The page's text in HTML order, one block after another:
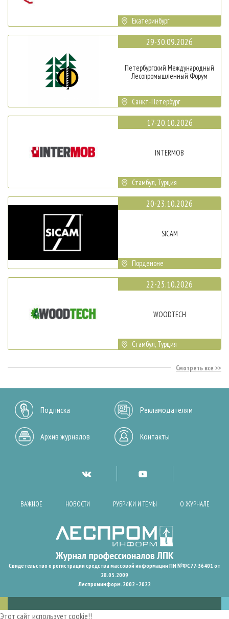
Екатеринбург
29-30.09.2026
Петербургский Международный
Лесопромышленный Форум
Санкт-Петербург
17-20.10.2026
INTERMOB
Стамбул, Турция
20-23.10.2026
SICAM
Порденоне
22-25.10.2026
WOODTECH
Стамбул, Турция
Смотреть все
Подписка Рекламодателям
Архив журналов Контакты
ВАЖНОЕ НОВОСТИ РУБРИКИ И ТЕМЫ О ЖУРНАЛЕ
Свидетельство о регистрации средства массовой информации ПИ №ФС77-36401 от
28.05.2009
Леспроминформ. 2002 - 2022
Этот сайт использует cookie!!